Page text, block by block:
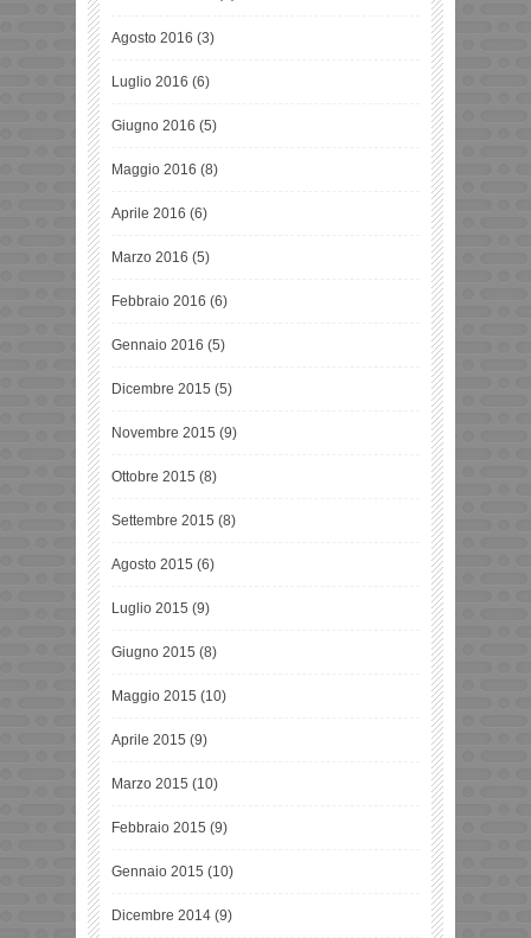
Agosto 2016 (3)
Luglio 2016 (6)
Giugno 2016 (5)
Maggio 2016 (8)
Aprile 2016 (6)
Marzo 2016 (5)
Febbraio 2016 (6)
Gennaio 2016 (5)
Dicembre 2015 (5)
Novembre 2015 (9)
Ottobre 2015 (8)
Settembre 2015 (8)
Agosto 2015 (6)
Luglio 2015 (9)
Giugno 2015 (8)
Maggio 2015 (10)
Aprile 2015 (9)
Marzo 2015 (10)
Febbraio 2015 (9)
Gennaio 2015 (10)
Dicembre 2014 (9)